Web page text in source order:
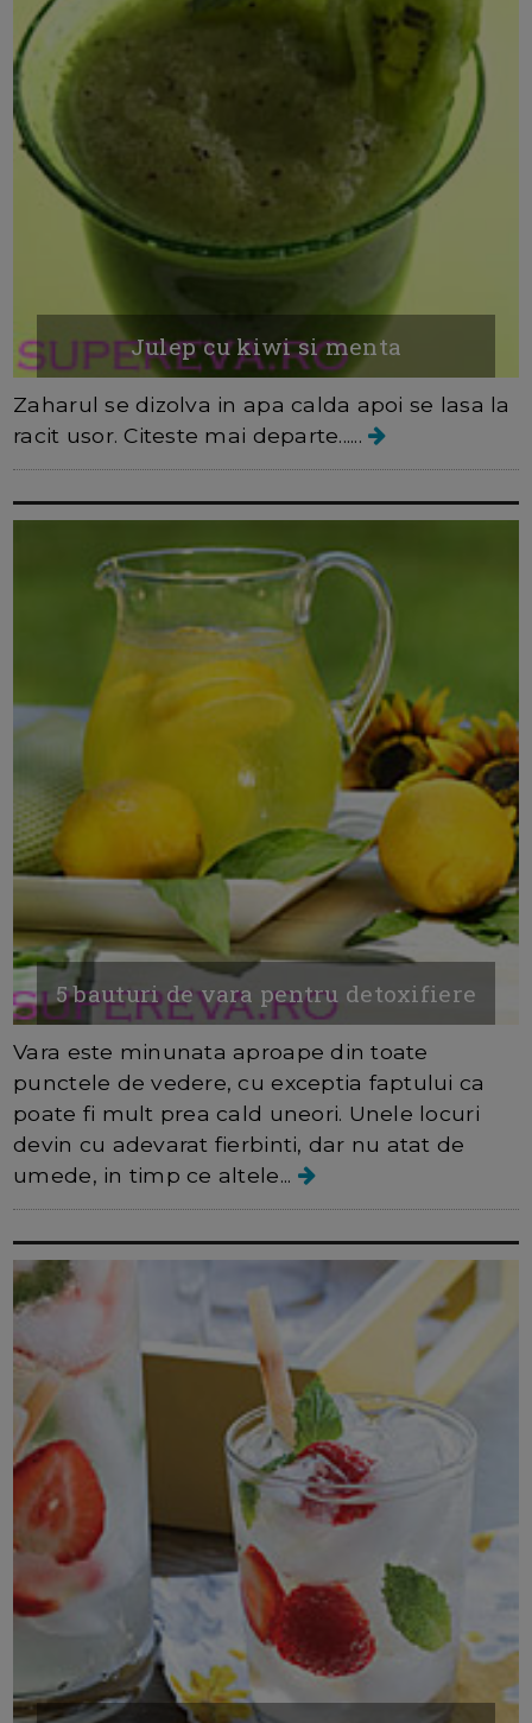
Julep cu kiwi si menta
Zaharul se dizolva in apa calda apoi se lasa la
racit usor. Citeste mai departe......
5 bauturi de vara pentru detoxifiere
Vara este minunata aproape din toate
punctele de vedere, cu exceptia faptului ca
poate fi mult prea cald uneori. Unele locuri
devin cu adevarat fierbinti, dar nu atat de
umede, in timp ce altele...